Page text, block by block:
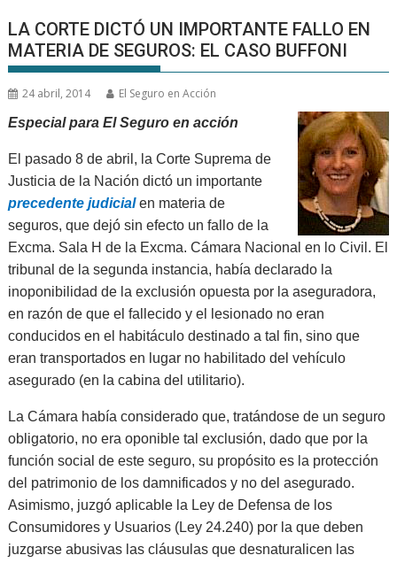
LA CORTE DICTÓ UN IMPORTANTE FALLO EN
MATERIA DE SEGUROS: EL CASO BUFFONI
24 abril, 2014
El Seguro en Acción
Especial para El Seguro en acción
El pasado 8 de abril, la Corte Suprema de
Justicia de la Nación dictó un importante
precedente judicialen materia de
seguros, que dejó sin efecto un fallo de la
Excma. Sala H de la Excma. Cámara Nacional en lo Civil. El
tribunal de la segunda instancia, había declarado la
inoponibilidad de la exclusión opuesta por la aseguradora,
en razón de que el fallecido y el lesionado no eran
conducidos en el habitáculo destinado a tal fin, sino que
eran transportados en lugar no habilitado del vehículo
asegurado (en la cabina del utilitario).
La Cámara había considerado que, tratándose de un seguro
obligatorio, no era oponible tal exclusión, dado que por la
función social de este seguro, su propósito es la protección
del patrimonio de los damnificados y no del asegurado.
Asimismo, juzgó aplicable la Ley de Defensa de los
Consumidores y Usuarios (Ley 24.240) por la que deben
juzgarse abusivas las cláusulas que desnaturalicen las